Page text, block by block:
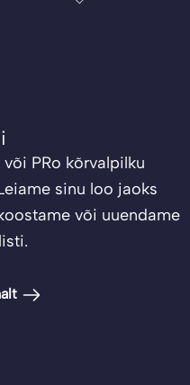
PRo kõrvalpilku
sinu loo jaoks
või uuendame